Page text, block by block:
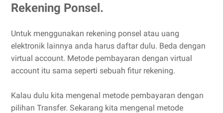
Rekening Ponsel.
Untuk menggunakan rekening ponsel atau uang
elektronik lainnya anda harus daftar dulu. Beda dengan
virtual account. Metode pembayaran dengan virtual
account itu sama seperti sebuah fitur rekening.
Kalau dulu kita mengenal metode pembayaran dengan
pilihan Transfer. Sekarang kita mengenal metode